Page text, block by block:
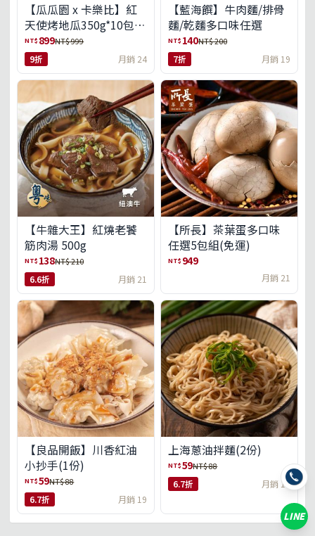
【瓜瓜園 x 卡樂比】紅
天使烤地瓜350g*10包
(免運組)
NT$ 899NT$ 999
9折 月銷 24
【藍海饌】牛肉麵/排骨
麵/乾麵多口味任選
NT$ 140NT$ 200
7折 月銷 19
【牛雜大王】紅燒老饕
筋肉湯 500g
NT$ 138NT$ 210
6.6折 月銷 21
【所長】茶葉蛋多口味
任選5包組(免運)
NT$ 949
月銷 21
【良品開飯】川香紅油
小抄手(1份)
NT$59NT$ 88
6.7折 月銷 19
上海蔥油拌麵(2份)
NT$59NT$ 88
6.7折 月銷 18
LINE